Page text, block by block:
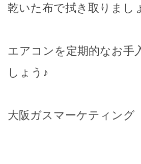
乾いた布で拭き取りまし
エアコンを定期的なお手
しょう♪
大阪ガスマーケティング